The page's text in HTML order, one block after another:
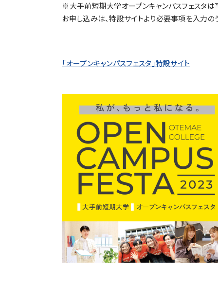
※大手前短期大学オープンキャンパスフェスタは
お申し込みは、特設サイトより必要事項を入力の
「オープンキャンパスフェスタ」特設サイト